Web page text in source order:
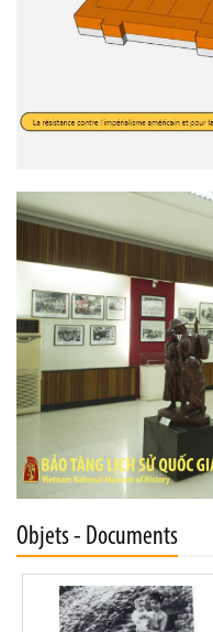
Objets - Documents